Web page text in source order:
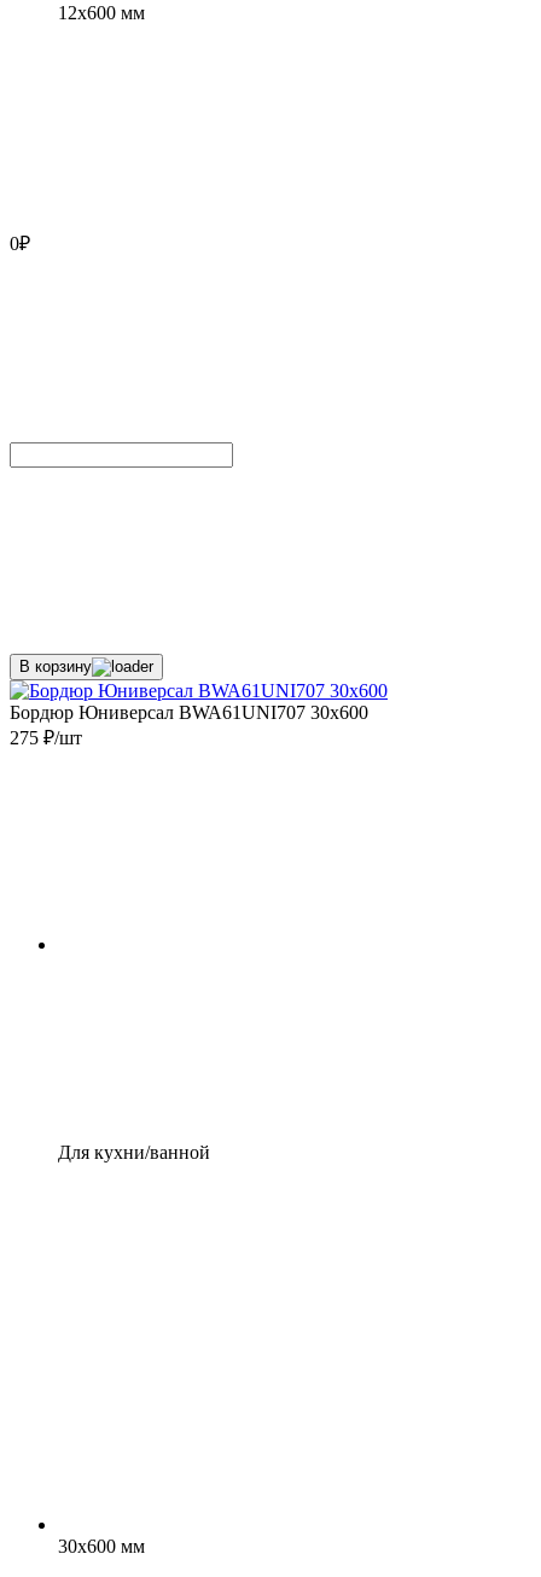
12x600 мм
0₽
В корзину
Бордюр Юниверсал BWA61UNI707 30x600
275 ₽/шт
Для кухни/ванной
30x600 мм